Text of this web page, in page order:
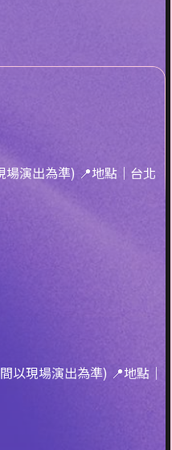
場演出為準) 📍地點｜台北
以現場演出為準) 📍地點｜